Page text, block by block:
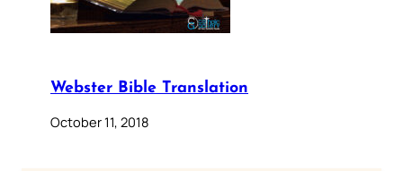
Webster Bible Translation
October 11, 2018